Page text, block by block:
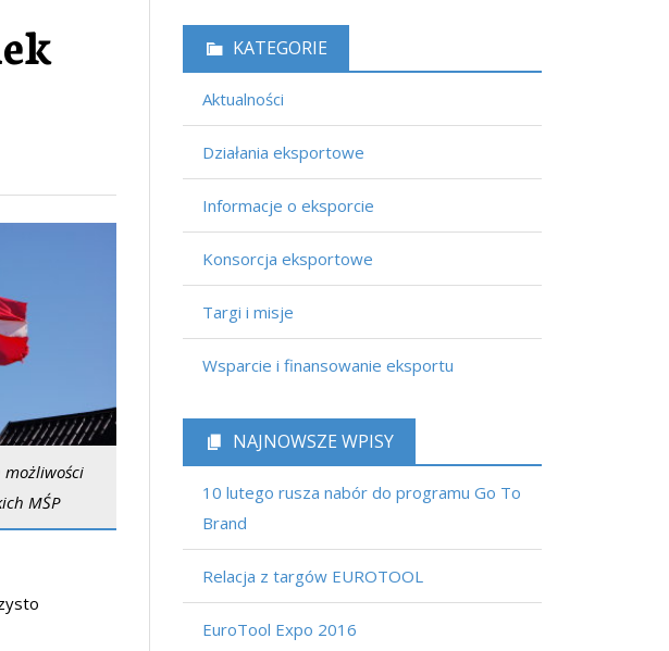
możliwości
MŚP
KATEGORIE
Aktualności
Działania eksportowe
Informacje o eksporcie
Konsorcja eksportowe
Targi i misje
Wsparcie i finansowanie eksportu
NAJNOWSZE WPISY
10 lutego rusza nabór do programu Go To
Brand
Relacja z targów EUROTOOL
EuroTool Expo 2016